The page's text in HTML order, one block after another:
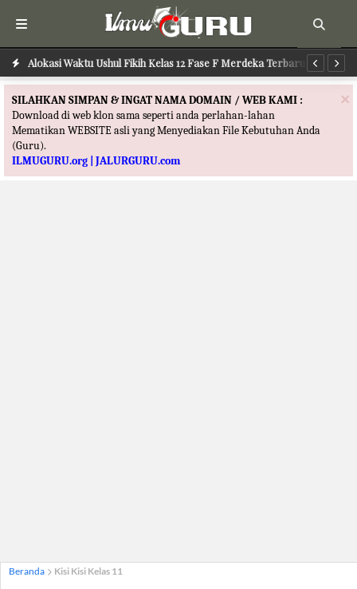
Alokasi Waktu Ushul Fikih Kelas 12 Fase F Merdeka Terbaru
Alokasi Waktu Ilmu Tafsir Kelas 12 Fase F Merdeka Terbaru
×
SILAHKAN SIMPAN & INGAT NAMA DOMAIN / WEB KAMI :
Download di web klon sama seperti anda perlahan-lahan
Mematikan WEBSITE asli yang Menyediakan File Kebutuhan Anda
(Guru).
ILMUGURU.org | JALURGURU.com
Beranda Kisi Kisi Kelas 11